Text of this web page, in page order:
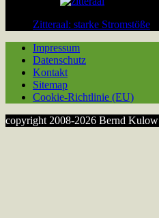
Zitteraal: starke Stromstöße
Impressum
Datenschutz
Kontakt
Sitemap
Cookie-Richtlinie (EU)
copyright 2008-2026 Bernd Kulow